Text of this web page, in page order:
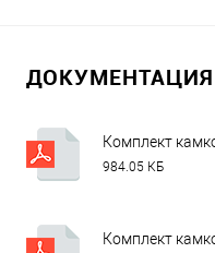
ДОКУМЕНТАЦИЯ
Комплект
984.05 КБ
Комплект